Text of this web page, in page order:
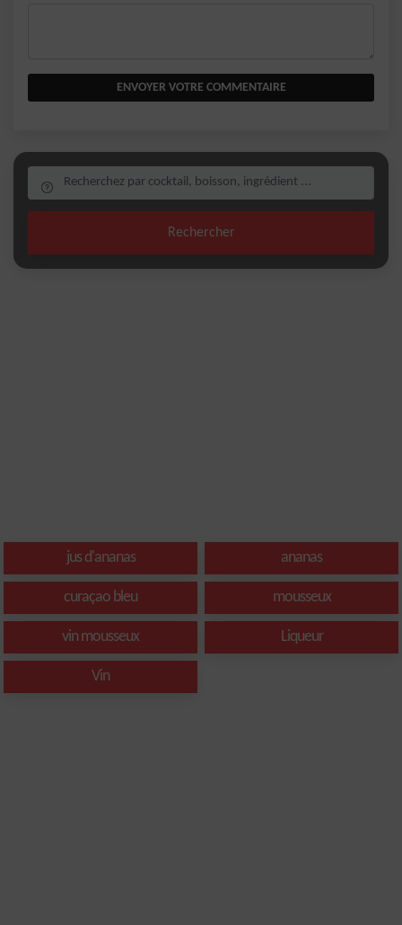
ENVOYER VOTRE COMMENTAIRE
Rechercher
jus d'ananas ananas
curaçao bleu mousseux
vin mousseux Liqueur
Vin